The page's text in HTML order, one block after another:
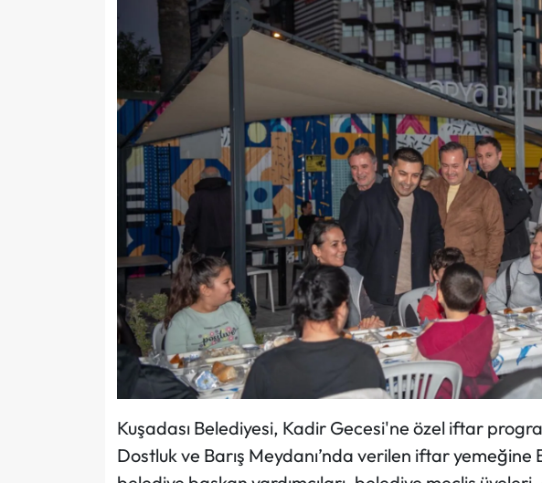
Kuşadası Belediyesi, Kadir Gecesi'ne özel iftar
Dostluk ve Barış Meydanı’nda verilen iftar yemeğine